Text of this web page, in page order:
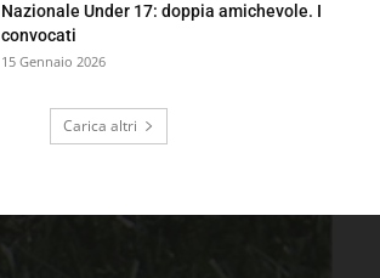
Nazionale Under 17: doppia amichevole. I
convocati
15 Gennaio 2026
Carica altri